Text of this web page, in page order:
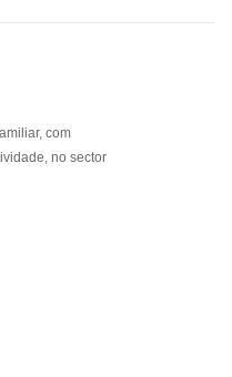
com
no sector